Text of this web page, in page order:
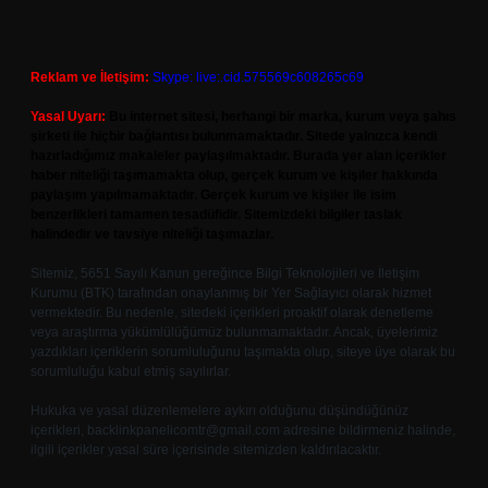
Reklam ve İletişim: Skype: live:.cid.575569c608265c69
Yasal Uyarı:
Sitemiz, 5651 Sayılı Kanun gereğince Bilgi Teknolojileri ve İletişim
Kurumu (BTK) tarafından onaylanmış bir Yer Sağlayıcı olarak hizmet
vermektedir. Bu nedenle, sitedeki içerikleri proaktif olarak denetleme
veya araştırma yükümlülüğümüz bulunmamaktadır. Ancak, üyelerimiz
yazdıkları içeriklerin sorumluluğunu taşımakta olup, siteye üye olarak bu
sorumluluğu kabul etmiş sayılırlar.
Hukuka ve yasal düzenlemelere aykırı olduğunu düşündüğünüz
içerikleri, backlinkpanelicomtr@gmail.com adresine bildirmeniz halinde,
ilgili içerikler yasal süre içerisinde sitemizden kaldırılacaktır.